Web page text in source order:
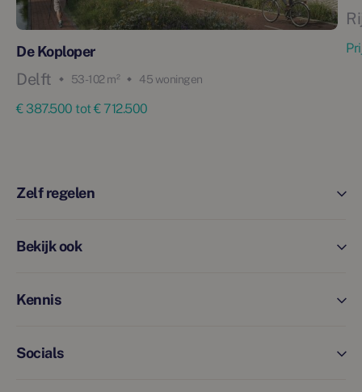
De Koploper
Delft 53 - 102 m² 45 woningen
€ 387.500 tot € 712.500
Zelf regelen
Bekijk ook
Kennis
Socials